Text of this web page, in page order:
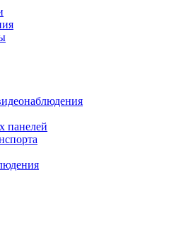
панелей